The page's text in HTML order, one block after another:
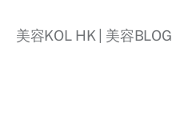
美容KOL HK | 美容BLOG